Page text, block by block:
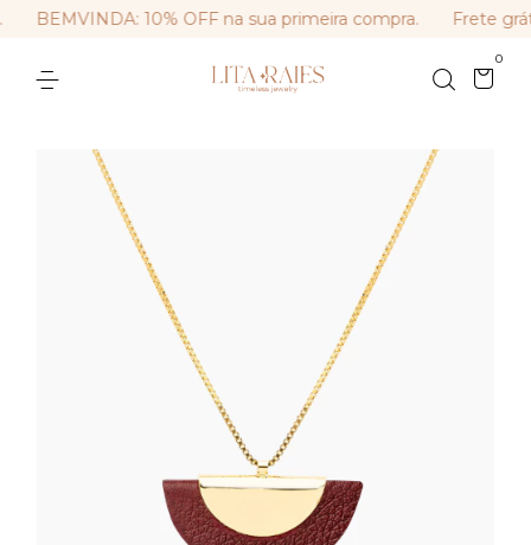
BEMVINDA: 10% OFF na sua primeira compra. Frete
0